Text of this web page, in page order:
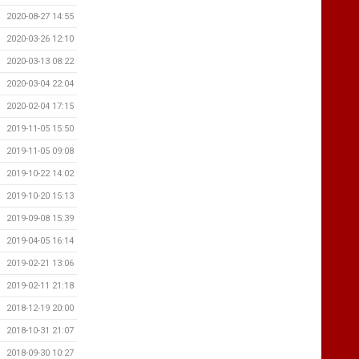
2020-08-27 14:55
2020-03-26 12:10
2020-03-13 08:22
2020-03-04 22:04
2020-02-04 17:15
2019-11-05 15:50
2019-11-05 09:08
2019-10-22 14:02
2019-10-20 15:13
2019-09-08 15:39
2019-04-05 16:14
2019-02-21 13:06
2019-02-11 21:18
2018-12-19 20:00
2018-10-31 21:07
2018-09-30 10:27